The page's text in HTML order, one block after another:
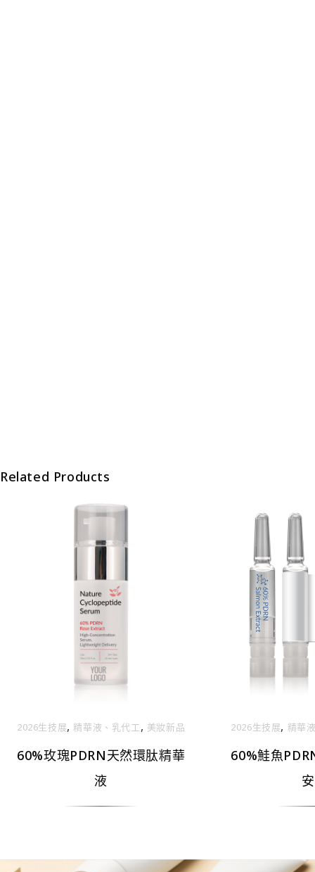
Related Products
2026生技展,精華液、乳代⼯, 美妝新品
60%玫瑰PDRN天然環肽精華
液
2026生技展, 精華
60%鮭魚